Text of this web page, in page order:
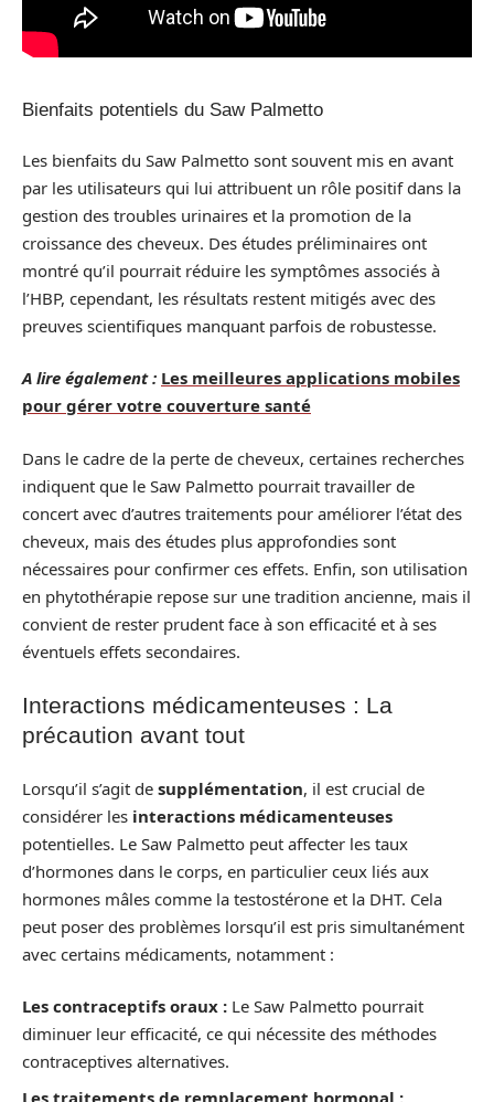
Bienfaits potentiels du Saw Palmetto
Les bienfaits du Saw Palmetto sont souvent mis en avant
par les utilisateurs qui lui attribuent un rôle positif dans la
gestion des troubles urinaires et la promotion de la
croissance des cheveux. Des études préliminaires ont
montré qu’il pourrait réduire les symptômes associés à
l’HBP, cependant, les résultats restent mitigés avec des
preuves scientifiques manquant parfois de robustesse.
A lire également : Les meilleures applications mobiles
pour gérer votre couverture santé
Dans le cadre de la perte de cheveux, certaines recherches
indiquent que le Saw Palmetto pourrait travailler de
concert avec d’autres traitements pour améliorer l’état des
cheveux, mais des études plus approfondies sont
nécessaires pour confirmer ces effets. Enfin, son utilisation
en phytothérapie repose sur une tradition ancienne, mais il
convient de rester prudent face à son efficacité et à ses
éventuels effets secondaires.
Interactions médicamenteuses : La
précaution avant tout
Lorsqu’il s’agit de supplémentation, il est crucial de
considérer les interactions médicamenteuses
potentielles. Le Saw Palmetto peut affecter les taux
d’hormones dans le corps, en particulier ceux liés aux
hormones mâles comme la testostérone et la DHT. Cela
peut poser des problèmes lorsqu’il est pris simultanément
avec certains médicaments, notamment :
Les contraceptifs oraux : Le Saw Palmetto pourrait
diminuer leur efficacité, ce qui nécessite des méthodes
contraceptives alternatives.
Les traitements de remplacement hormonal :